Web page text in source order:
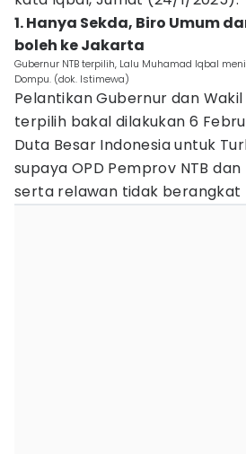
1. Hanya Sekda, Biro Umum
boleh ke Jakarta
Gubernur NTB terpilih, Lalu Muhamad Iqbal
Dompu. (dok. Istimewa)
Pelantikan Gubernur dan Wakil
terpilih bakal dilakukan 6
Duta Besar Indonesia untuk
supaya OPD Pemprov NTB
serta relawan tidak berangkat